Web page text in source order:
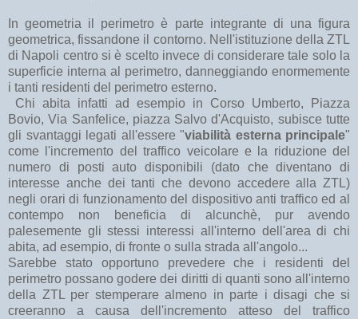
In geometria il perimetro è parte integrante di una figura
geometrica, fissandone il contorno. Nell'istituzione della ZTL
di Napoli centro si è scelto invece di considerare tale solo la
superficie interna al perimetro, danneggiando enormemente
i tanti residenti del perimetro esterno.
Chi abita infatti ad esempio in Corso Umberto, Piazza
Bovio, Via Sanfelice, piazza Salvo d'Acquisto, subisce tutte
gli svantaggi legati all'essere "viabilità esterna principale"
come l'incremento del traffico veicolare e la riduzione del
numero di posti auto disponibili (dato che diventano di
interesse anche dei tanti che devono accedere alla ZTL)
negli orari di funzionamento del dispositivo anti traffico ed al
contempo non beneficia di alcunchè, pur avendo
palesemente gli stessi interessi all'interno dell'area di chi
abita, ad esempio, di fronte o sulla strada all'angolo...
Sarebbe stato opportuno prevedere che i residenti del
perimetro possano godere dei diritti di quanti sono all'interno
della ZTL per stemperare almeno in parte i disagi che si
creeranno a causa dell'incremento atteso del traffico